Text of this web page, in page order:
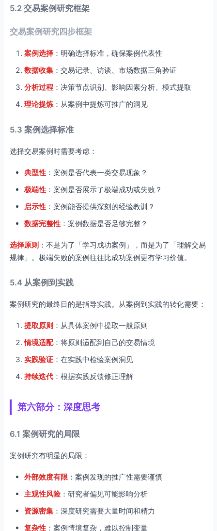
5.2 交易案例研究框架
交易案例研究四步框架
案例选择 ：明确选择标准，确保案例代表性
数据收集 ：交易记录、访谈、市场数据三角验证
分析过程 ：决策节点识别、影响因素分析、模式提取
理论提炼 ：从案例中提炼可推广的洞见
5.3 案例选择标准
选择交易案例时需要考虑：
典型性 ：案例是否代表一类交易现象？
极端性 ：案例是否展示了极端成功或失败？
启示性 ：案例能否提供深刻的经验教训？
数据完整性 ：案例数据是否足够完整？
选择原则 ：不是为了「学习成功案例」，而是为了「理解交易
规律」。极端失败的案例往往比成功案例更有学习价值。
5.4 从案例到实践
案例研究的最终目的是指导实践。从案例到实践的转化需要：
提取原则 ：从具体案例中提取一般原则
情境适配：将原则适配到自己的交易情境
实践验证 ：在实践中检验案例洞见
持续迭代 ：根据实践反馈修正理解
第六部分：深度思考
6.1 案例研究的局限
案例研究有明显的局限：
外部效度有限 ：案例发现的推广性需要谨慎
主观性风险：研究者偏见可能影响分析
资源密集 ：深度研究需要大量时间和精力
复杂性 ：案例情境复杂，难以控制变量